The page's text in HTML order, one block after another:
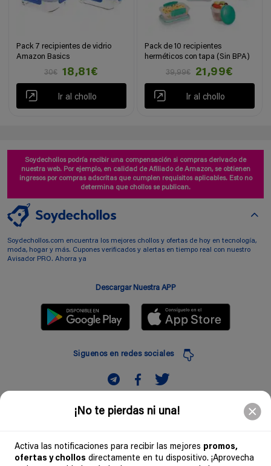
¡No te pierdas ni una!
Activa las notificaciones para recibir las mejores promos,
ofertas y chollos directamente en tu dispositivo. ¡Aprovecha
Pack 7 recipientes de vidrio
Amazon Basics
30€
18,81€
Ir al chollo
Pack de 10 recipientes
herméticos con tapa (Sin BPA)
39,99€
21,99€
Ir al chollo
Soydechollos podría recibir una compensación si compras derivado de
nuestra web. Por ejemplo, en calidad de Afiliado de Amazon, se obtienen
ingresos por compras adscritas que cumplen requisitos aplicables. Esto no
determina que chollos se publican.
Soydechollos.com encuentra los mejores chollos y ofertas de hoy en tecnología,
moda, hogar y más. Cupones verificados y alertas en tiempo real con nuestro
Avisador PRO. Ahorra ya
Descargar Nuestra APP
Siguenos en redes sociales
Suscribir
Comunidad